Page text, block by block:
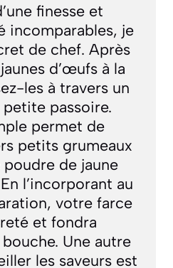
finesse et
incomparables, je
de chef. Après
d’œufs à la
les à travers un
passoire.
permet de
petits grumeaux
de jaune
l’incorporant au
votre farce
et fondra
Une autre
les saveurs est